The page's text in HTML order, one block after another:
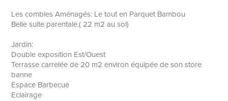
Les combles Aménagés: Le tout en Parquet Bambou
Belle suite parentale.( 22 m2 au sol)
Jardin:
Double exposition Est/Ouest
Terrasse carrelée de 20 m2 environ équipée de son store
banne
Espace Barbecue
Eclairage